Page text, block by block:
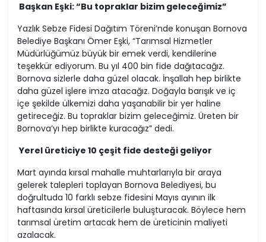
Başkan Eşki: “Bu topraklar bizim geleceğimiz”
Yazlık Sebze Fidesi Dağıtım Töreni’nde konuşan Bornova
Belediye Başkanı Ömer Eşki, “Tarımsal Hizmetler
Müdürlüğümüz büyük bir emek verdi, kendilerine
teşekkür ediyorum. Bu yıl 400 bin fide dağıtacağız.
Bornova sizlerle daha güzel olacak. İnşallah hep birlikte
daha güzel işlere imza atacağız. Doğayla barışık ve iç
içe şekilde ülkemizi daha yaşanabilir bir yer haline
getireceğiz. Bu topraklar bizim geleceğimiz. Üreten bir
Bornova’yı hep birlikte kuracağız” dedi.
Yerel üreticiye 10 çeşit fide desteği geliyor
Mart ayında kırsal mahalle muhtarlarıyla bir araya
gelerek talepleri toplayan Bornova Belediyesi, bu
doğrultuda 10 farklı sebze fidesini Mayıs ayının ilk
haftasında kırsal üreticilerle buluşturacak. Böylece hem
tarımsal üretim artacak hem de üreticinin maliyeti
azalacak.